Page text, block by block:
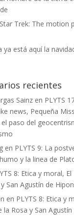
Trek: The motion
ya está aquí la
recientes
Sainz en PLYTS
news, Pequeña Miss
el paso del
en PLYTS 9: La
y la linea de
8: Etica y moral,
San Agustín de
en PLYTS 8: Etica y
la Rosa y San Agustín